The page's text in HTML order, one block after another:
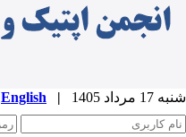
مرداد 1405 |
English